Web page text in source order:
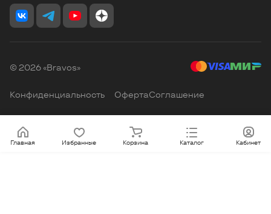
Главная Избранные Корзина Каталог Кабинет
© 2026 «Bravos»
Конфиденциальность ОфертаСоглашение